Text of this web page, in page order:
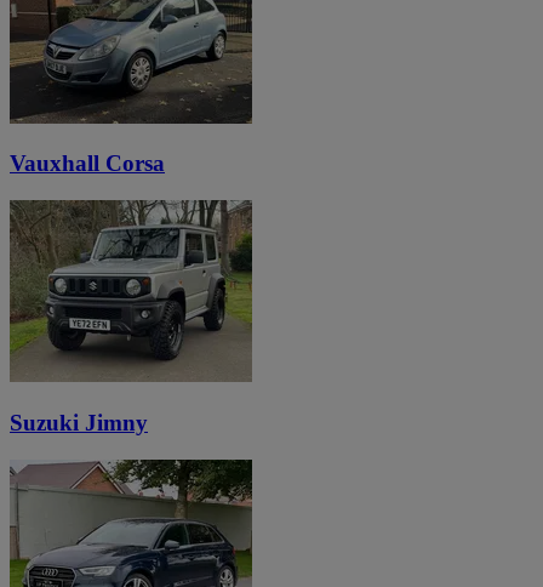
Vauxhall Corsa
Suzuki Jimny